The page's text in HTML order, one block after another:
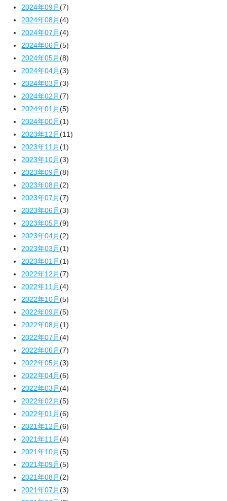
2024年09月(7)
2024年08月(4)
2024年07月(4)
2024年06月(5)
2024年05月(8)
2024年04月(3)
2024年03月(3)
2024年02月(7)
2024年01月(5)
2024年00月(1)
2023年12月(11)
2023年11月(1)
2023年10月(3)
2023年09月(8)
2023年08月(2)
2023年07月(7)
2023年06月(3)
2023年05月(9)
2023年04月(2)
2023年03月(1)
2023年01月(1)
2022年12月(7)
2022年11月(4)
2022年10月(5)
2022年09月(5)
2022年08月(1)
2022年07月(4)
2022年06月(7)
2022年05月(3)
2022年04月(6)
2022年03月(4)
2022年02月(5)
2022年01月(6)
2021年12月(6)
2021年11月(4)
2021年10月(5)
2021年09月(5)
2021年08月(2)
2021年07月(3)